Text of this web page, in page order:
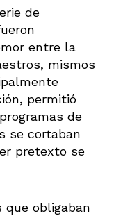
de
entre la
mismos
permitió
de
se cortaban
pretexto se
que obligaban